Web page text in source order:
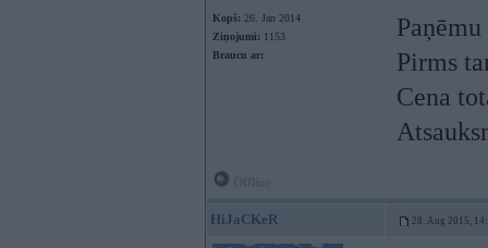
Kopš: 26. Jan 2014
Ziņojumi: 1153
Braucu ar:
Pirms
Cena
HiJaCKeR 28. Aug 2015,